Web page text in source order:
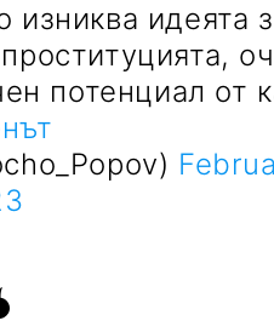
изниква идеята
потенциал от